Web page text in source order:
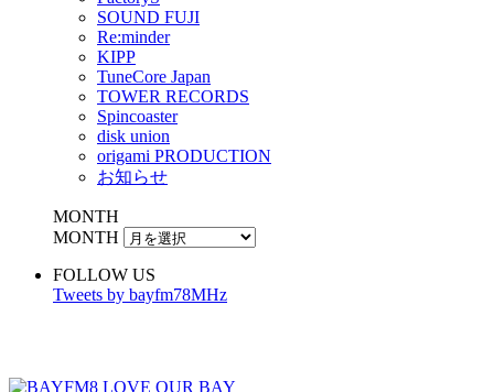
SOUND FUJI
Re:minder
KIPP
TuneCore Japan
TOWER RECORDS
Spincoaster
disk union
origami PRODUCTION
お知らせ
MONTH
MONTH
FOLLOW US
Tweets by bayfm78MHz